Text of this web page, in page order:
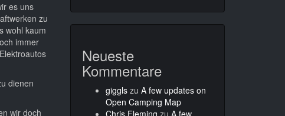
es uns
zu
wohl kaum
immer
dienen
wir doch
Neueste
Kommentare
gigglszu A few updates on
Open Camping Map
Chris Fleming zu A few